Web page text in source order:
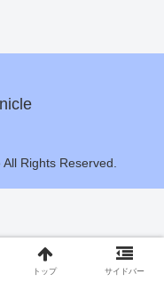
Rights Reserved.
トップ サイドバー